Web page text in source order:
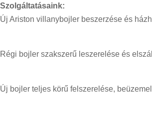
Szolgáltatásaink:
Új Ariston villanybojler beszerzése és
Régi bojler szakszerű leszerelése és
Új bojler teljes körű felszerelése,